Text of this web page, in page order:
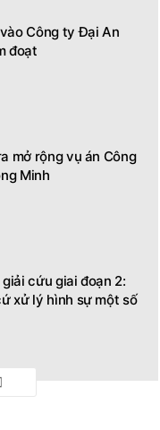
Công ty Đại An
đoạt
mở rộng vụ án Công
Minh
cứu giai đoạn 2:
xử lý hình sự một số